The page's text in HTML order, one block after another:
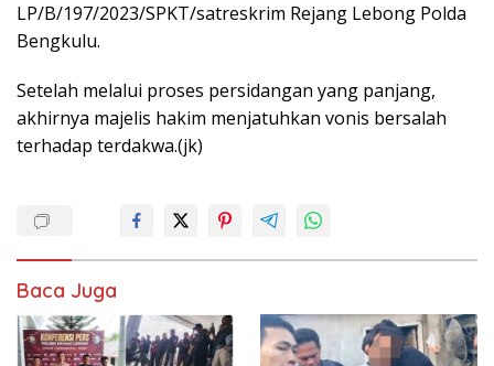
LP/B/197/2023/SPKT/satreskrim Rejang Lebong Polda
Bengkulu.
Setelah melalui proses persidangan yang panjang,
akhirnya majelis hakim menjatuhkan vonis bersalah
terhadap terdakwa.(jk)
Baca Juga